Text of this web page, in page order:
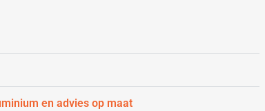
en advies op maat